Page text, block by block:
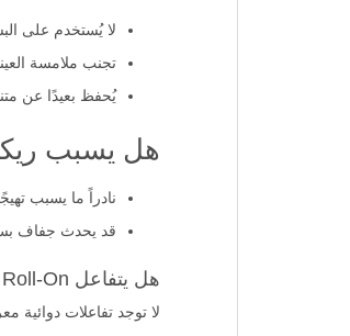
لا يُستخدم على
تجنب ملامسة
يُحفظ بعيدًا عن
هل يسبب
نادراً ما يسبب
قد يحدث جفاف
هل يتفاعل Rexona Roll-On مع أدوية أخرى؟
لا توجد تفاعلات